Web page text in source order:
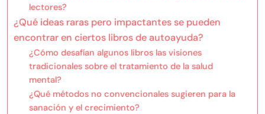
lectores?
¿Qué ideas raras pero impactantes se pueden
encontrar en ciertos libros de autoayuda?
¿Cómo desafían algunos libros las visiones
tradicionales sobre el tratamiento de la salud
mental?
¿Qué métodos no convencionales sugieren para la
sanación y el crecimiento?